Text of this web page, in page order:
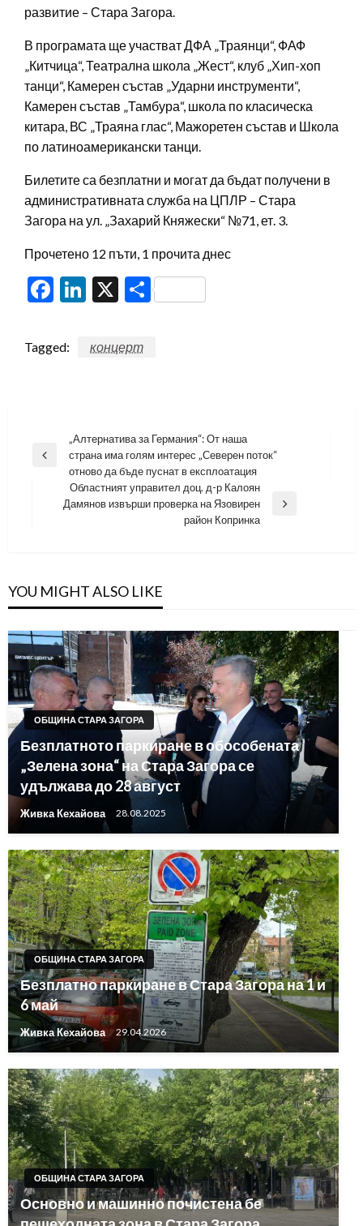
развитие – Стара Загора.
В програмата ще участват ДФА „Траянци“, ФАФ
„Китчица“, Театрална школа „Жест“, клуб „Хип-хоп
танци“, Камерен състав „Ударни инструменти“,
Камерен състав „Тамбура“, школа по класическа
китара, ВС „Траяна глас“, Мажоретен състав и Школа
по латиноамерикански танци.
Билетите са безплатни и могат да бъдат получени в
административната служба на ЦПЛР – Стара
Загора на ул. „Захарий Княжески“ №71, ет. 3.
Прочетено 12 пъти, 1 прочита днес
Facebook
LinkedIn
X Share
Tagged: концерт
Навигация
Previous
„Алтернатива за Германия“: От наша
страна има голям интерес „Северен поток“
отново да бъде пуснат в експлоатация
Next
Областният управител доц. д-р Калоян
Дамянов извърши проверка на Язовирен
район Копринка
YOU MIGHT ALSO LIKE
ОБЩИНА СТАРА ЗАГОРА
Безплатното паркиране в обособената
„Зелена зона“ на Стара Загора се
удължава до 28 август
Живка Кехайова 28.08.2025
ОБЩИНА СТАРА ЗАГОРА
Безплатно паркиране в Стара Загора на 1 и
6 май
Живка Кехайова 29.04.2026
ОБЩИНА СТАРА ЗАГОРА
Основно и машинно почистена бе